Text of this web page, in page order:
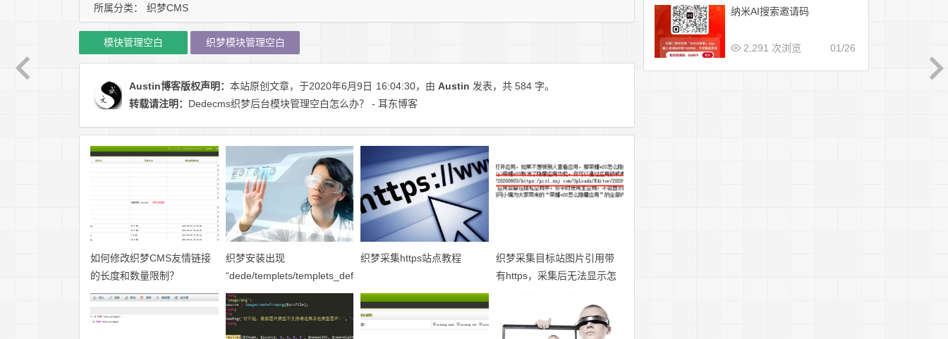
所属分类： 织梦CMS
模快管理空白 织梦模块管理空白
Austin博客版权声明： 本站原创文章，于2020年6月9日 16:04:30，由 Austin 发表，共 584 字。
转载请注明： Dedecms织梦后台模块管理空白怎么办？ - 耳东博客
如何修改织梦CMS友情链接
的长度和数量限制？
织梦安装出现
“dede/templets/templets_default.htm
on line 54”怎么办？
织梦采集https站点教程
织梦采集目标站图片引用带
有https，采集后无法显示怎
纳米AI搜索邀请码
01/26
2,291 次浏览